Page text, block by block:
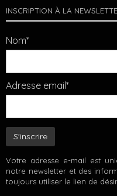
INSCRIPTION À LA
Nom*
Adresse email*
Votre adresse e-mail est
notre newsletter et des
toujours utiliser le lien de